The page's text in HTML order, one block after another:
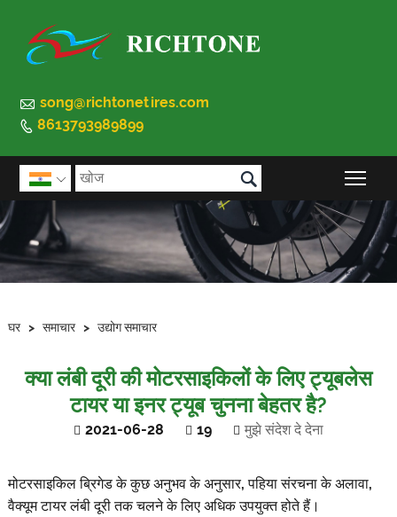
 song@richtonetires.com
 8613793989899
 
घर > समाचार > उद्योग समाचार
क्या लंबी दूरी की मोटरसाइकिलों के लिए ट्यूबलेस
टायर या इनर ट्यूब चुनना बेहतर है?
2021-06-28 19 मुझे संदेश दे देना
मोटरसाइकिल ब्रिगेड के कुछ अनुभव के अनुसार, पहिया संरचना के अलावा,
वैक्यूम टायर लंबी दूरी तक चलने के लिए अधिक उपयुक्त होते हैं।